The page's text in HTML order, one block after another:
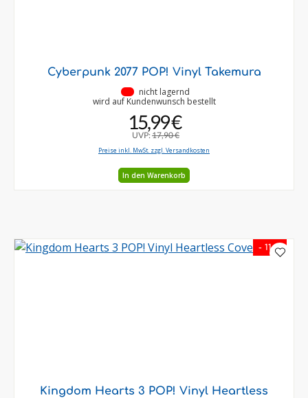
Cyberpunk 2077 POP! Vinyl Takemura
nicht lagernd
wird auf Kundenwunsch bestellt
15,99 €
UVP:17,90 €
Preise inkl. MwSt. zzgl. Versandkosten
In den Warenkorb
- 11 %
Kingdom Hearts 3 POP! Vinyl Heartless